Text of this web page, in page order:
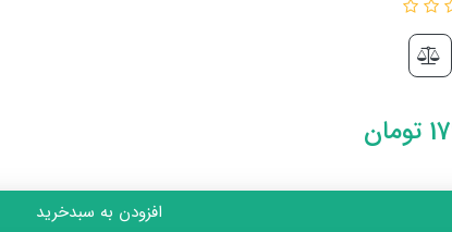
تومان
افزودن به سبدخرید